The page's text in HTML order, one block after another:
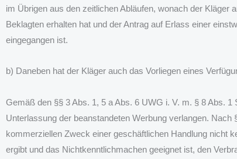
im Übrigen aus den zeitlichen Abläufen, wonach der
Beklagten erhalten hat und der Antrag auf Erlass einer
eingegangen ist.
b) Daneben hat der Kläger auch das Vorliegen eines
Gemäß den §§ 3 Abs. 1, 5 a Abs. 6 UWG i. V. m. § 8 Abs.
Unterlassung der beanstandeten Werbung verlangen.
kommerziellen Zweck einer geschäftlichen Handlung nicht
ergibt und das Nichtkenntlichmachen geeignet ist, den